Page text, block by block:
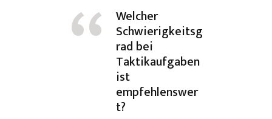
Welcher
Schwierigkeitsg
rad bei
Taktikaufgaben
ist
empfehlenswer
t?